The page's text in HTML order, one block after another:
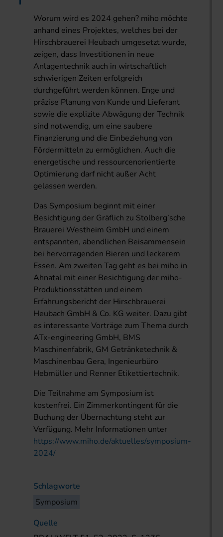
Worum wird es 2024 gehen? miho möchte
anhand eines Projektes, welches bei der
Hirschbrauerei Heubach umgesetzt wurde,
zeigen, dass Investitionen in neue
Anlagentechnik auch in wirtschaftlich
schwierigen Zeiten erfolgreich
durchgeführt werden können. Enge und
präzise Planung von Kunde und Lieferant
sowie die explizite Abwägung der Technik
sind notwendig, um eine saubere
Finanzierung und die Einbeziehung von
Fördermitteln zu ermöglichen. Auch die
energetische und ressourcenorientierte
Optimierung darf nicht außer Acht
gelassen werden.
Das Symposium beginnt mit einer
Besichtigung der Gräflich zu Stolberg’sche
Brauerei Westheim GmbH und einem
entspannten, abendlichen Beisammensein
bei hervorragenden Bieren und leckerem
Essen. Am zweiten Tag geht es bei miho in
Ahnatal mit einer Besichtigung der miho-
Produktionsstätten und einem
Erfahrungsbericht der Hirschbrauerei
Heubach GmbH & Co. KG weiter. Dazu gibt
es interessante Vorträge zum Thema durch
ATx-engineering GmbH, BMS
Maschinenfabrik, GM Getränketechnik &
Maschinenbau Gera, Ingenieurbüro
Hebmüller und Renner Etikettiertechnik.
Die Teilnahme am Symposium ist
kostenfrei. Ein Zimmerkontingent für die
Buchung der Übernachtung steht zur
Verfügung. Mehr Informationen unter
https://www.miho.de/aktuelles/symposium-
2024/
Schlagworte
Symposium
Quelle